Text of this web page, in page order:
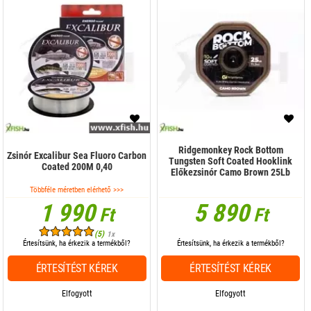
Zsinór Excalibur Sea Fluoro Carbon
Coated 200M 0,40
Többféle méretben elérhető >>>
1 990Ft
(5) 1x
Elfogyott
Értesítsünk, ha érkezik a termékből?
ÉRTESÍTÉST KÉREK
Ridgemonkey Rock Bottom
Tungsten Soft Coated Hooklink
Előkezsinór Camo Brown 25Lb
5 890Ft
Elfogyott
Értesítsünk, ha érkezik a termékből?
ÉRTESÍTÉST KÉREK